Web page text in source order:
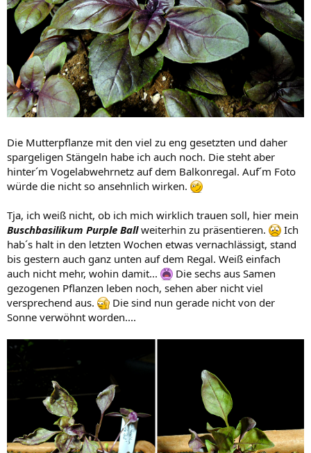
Die Mutterpflanze mit den viel zu eng gesetzten und daher
spargeligen Stängeln habe ich auch noch. Die steht aber
hinter´m Vogelabwehrnetz auf dem Balkonregal. Auf´m Foto
würde die nicht so ansehnlich wirken.
Tja, ich weiß nicht, ob ich mich wirklich trauen soll, hier mein
Buschbasilikum Purple Ballweiterhin zu präsentieren.
Ich
hab´s halt in den letzten Wochen etwas vernachlässigt, stand
bis gestern auch ganz unten auf dem Regal. Weiß einfach
auch nicht mehr, wohin damit...
Die sechs aus Samen
gezogenen Pflanzen leben noch, sehen aber nicht viel
versprechend aus.
Die sind nun gerade nicht von der
Sonne verwöhnt worden....